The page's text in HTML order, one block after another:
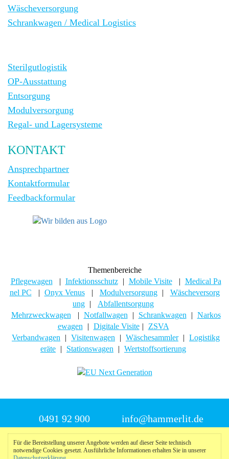
Wäscheversorgung
Schrankwagen / Medical Logistics
Sterilgutlogistik
OP-Ausstattung
Entsorgung
Modulversorgung
Regal- und Lagersysteme
KONTAKT
Ansprechpartner
Kontaktformular
Feedbackformular
Themenbereiche
Pflegewagen
Infektionsschutz Mobile Visite
Medical Pa
nel PC
Onyx Venus Modulversorgung
Wäscheversorg
ung
Abfallentsorgung
Mehrzweckwagen
Notfallwagen Schrankwagen
Narkos
ewagen
Digitale Visite
ZSVA
Verbandwagen
Visitenwagen Wäschesammler
Logistikg
eräte
Stationswagen Wertstoffsortierung
0491 92 900 info@hammerlit.de
© 2025 Hammerlit
Für die Bereitstellung unserer Angebote werden auf dieser Seite technisch
notwendige Cookies gesetzt. Ausführliche Informationen erhalten Sie in unserer